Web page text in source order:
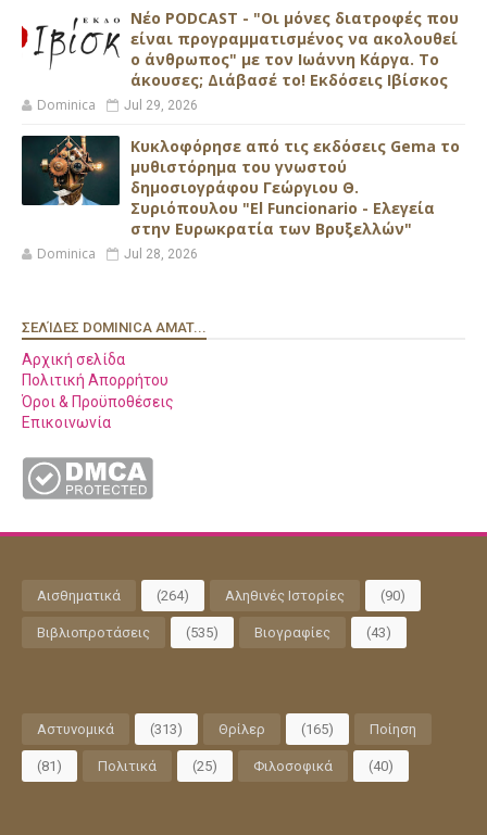
Νέο PODCAST - "Οι μόνες διατροφές που
είναι προγραμματισμένος να ακολουθεί
ο άνθρωπος" με τον Ιωάννη Κάργα. Το
άκουσες; Διάβασέ το! Εκδόσεις Ιβίσκος
Dominica Jul 29, 2026
Κυκλοφόρησε από τις εκδόσεις Gema το
μυθιστόρημα του γνωστού
δημοσιογράφου Γεώργιου Θ.
Συριόπουλου "El Funcionario - Ελεγεία
στην Ευρωκρατία των Βρυξελλών"
Dominica Jul 28, 2026
ΣΕΛΊΔΕΣ DOMINICA AMAT...
Αρχική σελίδα
Πολιτική Απορρήτου
Όροι & Προϋποθέσεις
Επικοινωνία
Αισθηματικά (264) Αληθινές Ιστορίες (90)
Βιβλιοπροτάσεις (535) Βιογραφίες (43)
Αστυνομικά (313) Θρίλερ (165) Ποίηση
(81) Πολιτικά (25) Φιλοσοφικά (40)